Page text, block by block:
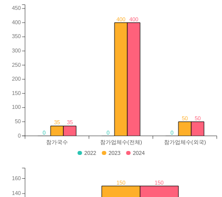
0 0 0
35
400
50
35
400
50
참가국수 참가업체수(전체) 참가업체수(외국)
0
50
100
150
200
250
300
350
400
450
2022 2023 2024
150 150
140
160